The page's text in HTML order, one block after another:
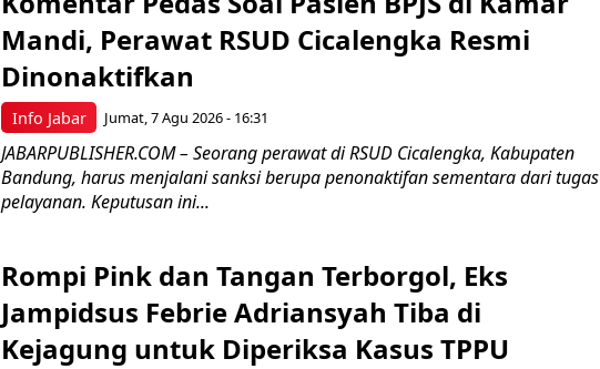
Info Jabar
Mandi, Perawat RSUD Cicalengka Resmi
Dinonaktifkan
Jumat, 7 Agu 2026 - 16:31
JABARPUBLISHER.COM – Seorang perawat di RSUD Cicalengka, Kabupaten
Bandung, harus menjalani sanksi berupa penonaktifan sementara dari tugas
pelayanan. Keputusan ini...
Rompi Pink dan Tangan Terborgol, Eks
Jampidsus Febrie Adriansyah Tiba di
Kejagung untuk Diperiksa Kasus TPPU